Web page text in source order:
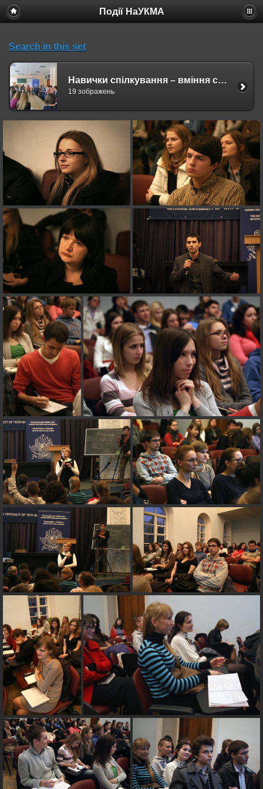
Події НаУКМА
Search in this set
Навички спілкування – вміння слухати і говорити
19 зображень